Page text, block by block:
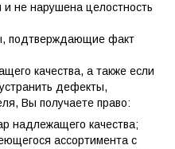
и не нарушена целостность
подтверждающие факт
качества, а также если
дефекты,
Вы получаете право:
надлежащего качества;
ассортимента с